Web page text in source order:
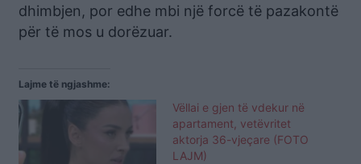
dhimbjen, por edhe mbi një forcë të pazakontë
për të mos u dorëzuar.
Lajme të ngjashme:
Vëllai e gjen të vdekur në
apartament, vetëvritet
aktorja 36-vjeçare (FOTO
LAJM)